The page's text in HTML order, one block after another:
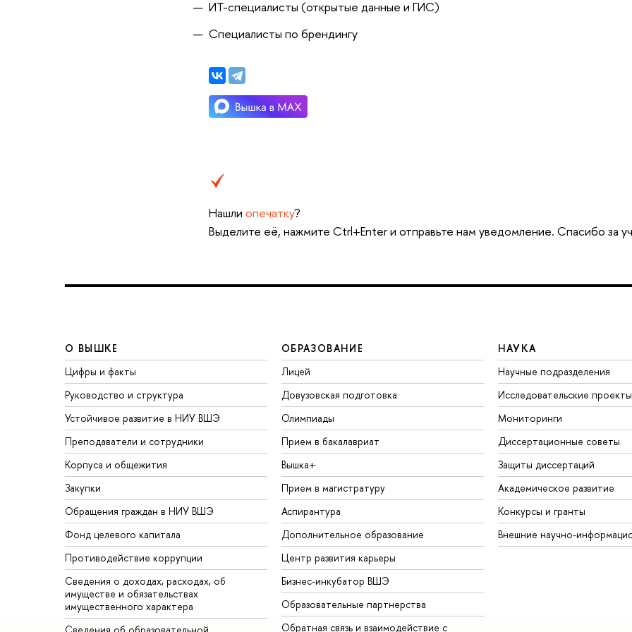
ИТ-специалисты (открытые данные и ГИС)
Специалисты по брендингу
Нашли опечатку?
Выделите её, нажмите Ctrl+Enter и отправьте нам уведомление. Спасибо за
О ВЫШКЕ
Цифры и факты
Руководство и структура
Устойчивое развитие в НИУ ВШЭ
Преподаватели и сотрудники
Корпуса и общежития
Закупки
Обращения граждан в НИУ ВШЭ
Фонд целевого капитала
Противодействие коррупции
Сведения о доходах, расходах, об
имуществе и обязательствах
имущественного характера
ОБРАЗОВАНИЕ
Лицей
Довузовская подготовка
Олимпиады
Прием в бакалавриат
Вышка+
Прием в магистратуру
Аспирантура
Дополнительное образование
Центр развития карьеры
Бизнес-инкубатор ВШЭ
Образовательные партнерства
Обратная связь и взаимодействие с
НАУКА
Научные подразделения
Исследовательские проекты
Мониторинги
Диссертационные советы
Защиты диссертаций
Академическое развитие
Конкурсы и гранты
Внешние научно-